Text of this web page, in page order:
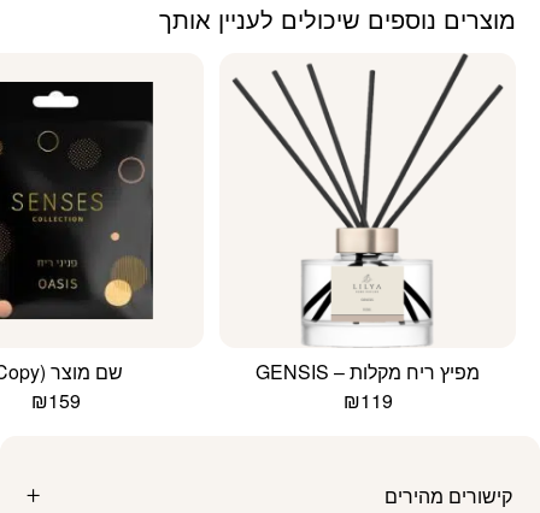
מוצרים נוספים שיכולים לעניין אותך
מפיץ ריח מקלות – GENSIS
₪119
שם מוצר (Copy)
₪159
קישורים מהירים